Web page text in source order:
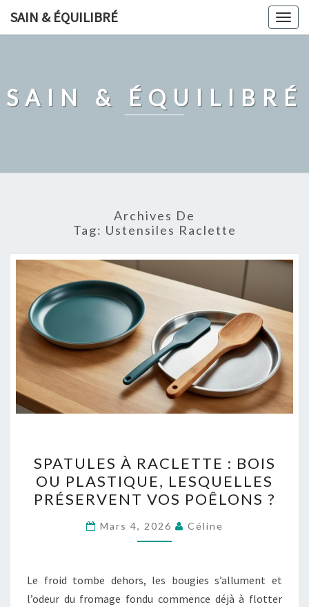
SAIN & ÉQUILIBRÉ
SAIN & ÉQUILIBRÉ
Archives De
Tag: Ustensiles Raclette
À
RACLETTE
:
BOIS
OU
LESQUELLES
PRÉSERVENT
SPATULES À RACLETTE : BOIS
OU PLASTIQUE, LESQUELLES
PRÉSERVENT VOS POÊLONS ?
Mars 4, 2026 Céline
Le froid tombe dehors, les bougies s’allument et
l’odeur du fromage fondu commence déjà à flotter